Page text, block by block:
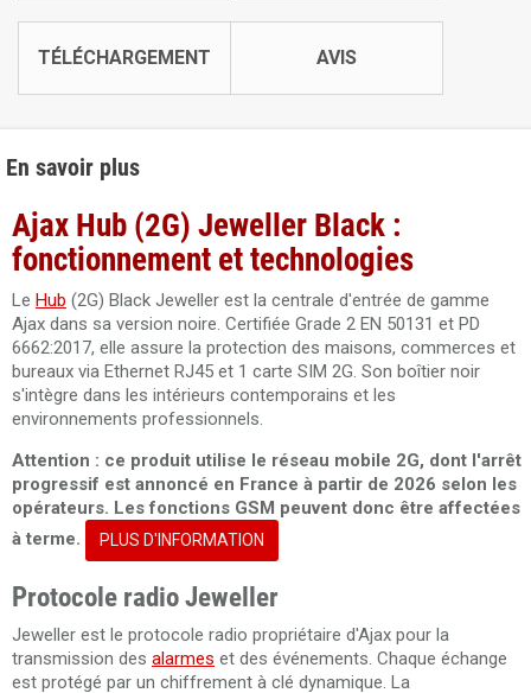
TÉLÉCHARGEMENT AVIS
En savoir plus
Ajax Hub (2G) Jeweller Black :
fonctionnement et technologies
Le Hub (2G) Black Jeweller est la centrale d'entrée de gamme
Ajax dans sa version noire. Certifiée Grade 2 EN 50131 et PD
6662:2017, elle assure la protection des maisons, commerces et
bureaux via Ethernet RJ45 et 1 carte SIM 2G. Son boîtier noir
s'intègre dans les intérieurs contemporains et les
environnements professionnels.
Attention : ce produit utilise le réseau mobile 2G, dont l'arrêt
progressif est annoncé en France à partir de 2026 selon les
opérateurs. Les fonctions GSM peuvent donc être affectées
à terme.
PLUS D'INFORMATION
Protocole radio Jeweller
Jeweller est le protocole radio propriétaire d'Ajax pour la
transmission des alarmes et des événements. Chaque échange
est protégé par un chiffrement à clé dynamique. La